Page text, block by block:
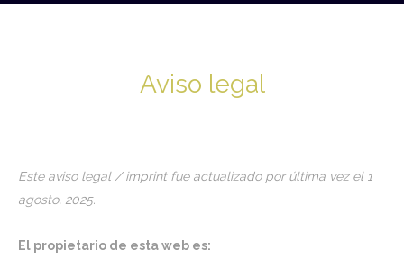
Aviso legal
Este aviso legal / imprint fue actualizado por última vez el 1
agosto, 2025.
El propietario de esta web es: